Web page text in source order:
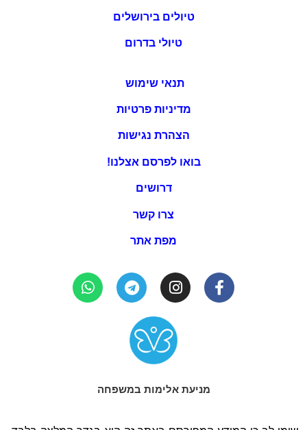
טיולים בירושלים
טיולי בדרום
תנאי שימוש
מדיניות פרטיות
הצהרת נגישות
בואו לפרסם אצלנו!
דרושים
צרו קשר
מפת אתר
מניעת אלימות במשפחה